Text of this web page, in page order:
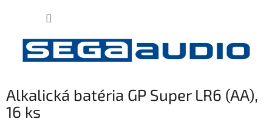
Alkalická batéria GP Super LR6 (AA),
16 ks